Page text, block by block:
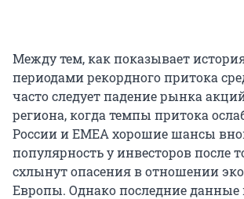
Между тем, как показывает
периодами рекордного притока
часто следует падение рынка
региона, когда темпы притока
России и EMEA хорошие шансы
популярность у инвесторов после
схлынут опасения в отношении
Европы. Однако последние данные